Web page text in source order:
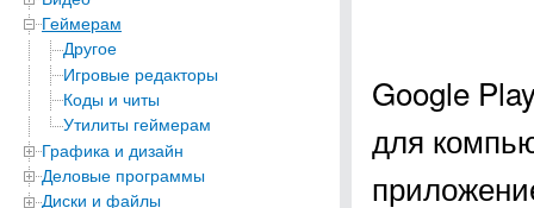
Геймерам
Другое
Игровые редакторы
Коды и читы
Утилиты геймерам
Графика и дизайн
Деловые программы
Диски и файлы
Google
для